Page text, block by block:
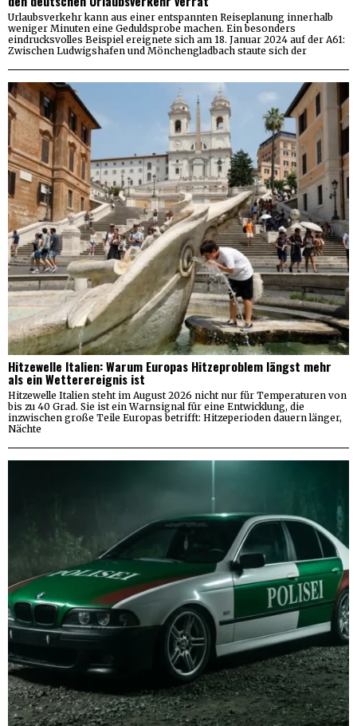
Urlaubsverkehr kann aus einer entspannten Reiseplanung innerhalb
weniger Minuten eine Geduldsprobe machen. Ein besonders
eindrucksvolles Beispiel ereignete sich am 18. Januar 2024 auf der A61:
Zwischen Ludwigshafen und Mönchengladbach staute sich der
Hitzewelle Italien: Warum Europas Hitzeproblem längst mehr
als ein Wetterereignis ist
Hitzewelle Italien steht im August 2026 nicht nur für Temperaturen von
bis zu 40 Grad. Sie ist ein Warnsignal für eine Entwicklung, die
inzwischen große Teile Europas betrifft: Hitzeperioden dauern länger,
Nächte